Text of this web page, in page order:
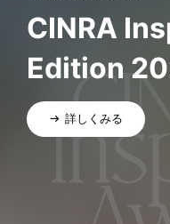
CINRA
Edition
詳しくみる